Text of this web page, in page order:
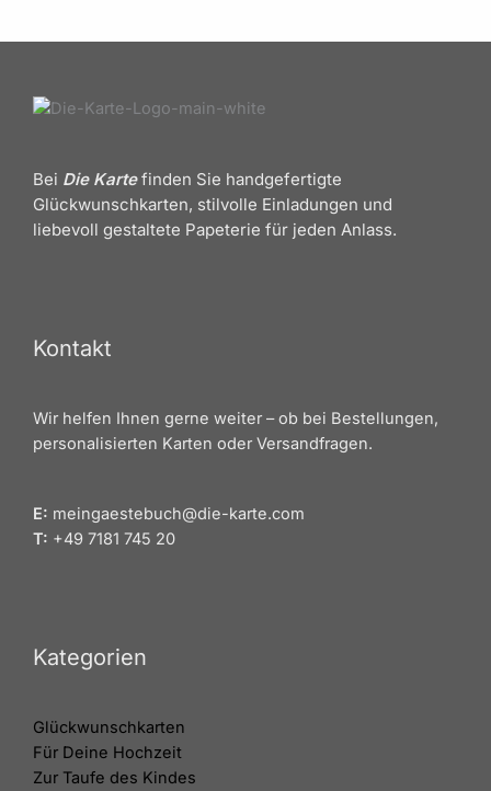
Bei Die Kartefinden Sie handgefertigte
Glückwunschkarten, stilvolle Einladungen und
liebevoll gestaltete Papeterie für jeden Anlass.
Kontakt
Wir helfen Ihnen gerne weiter – ob bei Bestellungen,
personalisierten Karten oder Versandfragen.
E: meingaestebuch@die-karte.com
T: +49 7181 745 20
Kategorien
Glückwunschkarten
Für Deine Hochzeit
Zur Taufe des Kindes